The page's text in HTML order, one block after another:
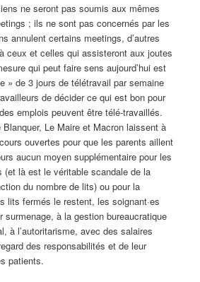
ne seront pas soumis aux mêmes
; ils ne sont pas concernés par les
annulent certains meetings, d’autres
ceux et celles qui assisteront aux joutes
qui peut faire sens aujourd’hui est
» de 3 jours de télétravail par semaine
de décider ce qui est bon pour
emplois peuvent être télé-travaillés.
Le Maire et Macron laissent à
ouvertes pour que les parents aillent
aucun moyen supplémentaire pour les
(et là est le véritable scandale de la
du nombre de lits) ou pour la
lits fermés le restent, les soignant·es
surmenage, à la gestion bureaucratique
à l’autoritarisme, avec des salaires
des responsabilités et de leur
patients.